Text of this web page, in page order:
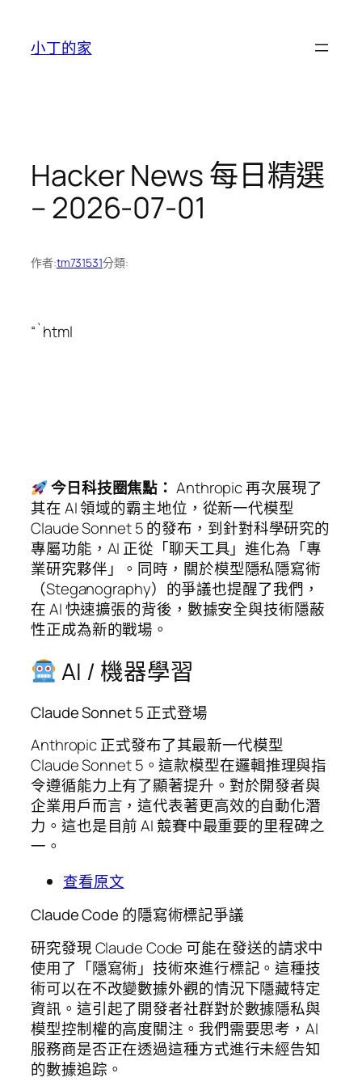
小丁的家
Hacker News 每日精選
– 2026-07-01
作者:tm731531分類:
“`html
今日科技圈焦點： Anthropic 再次展現了
其在 AI 領域的霸主地位，從新一代模型
Claude Sonnet 5 的發布，到針對科學研究的
專屬功能，AI 正從「聊天工具」進化為「專
業研究夥伴」。同時，關於模型隱私隱寫術
（Steganography）的爭議也提醒了我們，
在 AI 快速擴張的背後，數據安全與技術隱蔽
性正成為新的戰場。
AI / 機器學習
Claude Sonnet 5 正式登場
Anthropic 正式發布了其最新一代模型
Claude Sonnet 5。這款模型在邏輯推理與指
令遵循能力上有了顯著提升。對於開發者與
企業用戶而言，這代表著更高效的自動化潛
力。這也是目前 AI 競賽中最重要的里程碑之
一。
查看原文
Claude Code 的隱寫術標記爭議
研究發現 Claude Code 可能在發送的請求中
使用了「隱寫術」技術來進行標記。這種技
術可以在不改變數據外觀的情況下隱藏特定
資訊。這引起了開發者社群對於數據隱私與
模型控制權的高度關注。我們需要思考，AI
服務商是否正在透過這種方式進行未經告知
的數據追踪。